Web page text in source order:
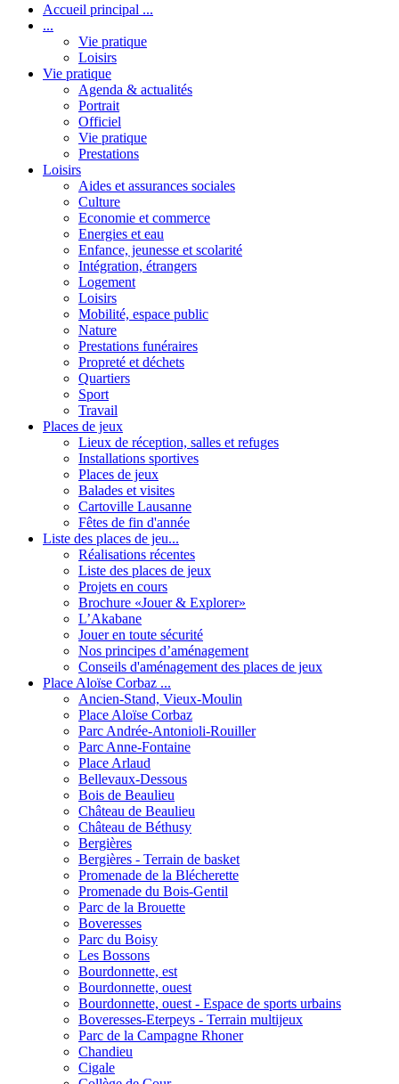
Accueil principal ...
...
Vie pratique
Loisirs
Vie pratique
Agenda & actualités
Portrait
Officiel
Vie pratique
Prestations
Loisirs
Aides et assurances sociales
Culture
Economie et commerce
Energies et eau
Enfance, jeunesse et scolarité
Intégration, étrangers
Logement
Loisirs
Mobilité, espace public
Nature
Prestations funéraires
Propreté et déchets
Quartiers
Sport
Travail
Places de jeux
Lieux de réception, salles et refuges
Installations sportives
Places de jeux
Balades et visites
Cartoville Lausanne
Fêtes de fin d'année
Liste des places de jeu...
Réalisations récentes
Liste des places de jeux
Projets en cours
Brochure «Jouer & Explorer»
L’Akabane
Jouer en toute sécurité
Nos principes d’aménagement
Conseils d'aménagement des places de jeux
Place Aloïse Corbaz ...
Ancien-Stand, Vieux-Moulin
Place Aloïse Corbaz
Parc Andrée-Antonioli-Rouiller
Parc Anne-Fontaine
Place Arlaud
Bellevaux-Dessous
Bois de Beaulieu
Château de Beaulieu
Château de Béthusy
Bergières
Bergières - Terrain de basket
Promenade de la Blécherette
Promenade du Bois-Gentil
Parc de la Brouette
Boveresses
Parc du Boisy
Les Bossons
Bourdonnette, est
Bourdonnette, ouest
Bourdonnette, ouest - Espace de sports urbains
Boveresses-Eterpeys - Terrain multijeux
Parc de la Campagne Rhoner
Chandieu
Cigale